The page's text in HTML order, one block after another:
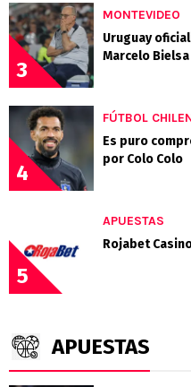
3
MONTEVIDEO
Uruguay
Marcelo Bielsa
4
FÚTBOL
Es puro
por Colo Colo
5
APUESTAS
Rojabet
APUESTAS